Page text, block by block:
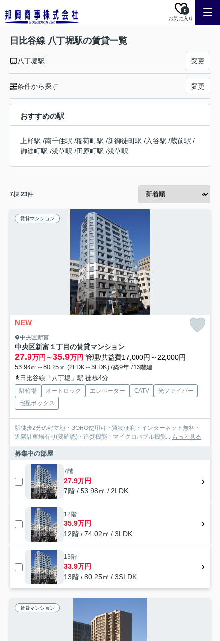
お気に入り
0
日比谷線 八丁堀駅の賃貸一覧
八丁堀駅 変更
条件から探す 変更
おすすめの駅
上野駅 /南千住駅 /稲荷町駅 /新御徒町駅 /入谷駅 /蔵前駅 /
御徒町駅 /浅草駅 /田原町駅 /浅草駅
7棟 23件
賃貸マンション
NEW
中央区新富
中央区新富１丁目の賃貸マンション
27.9万円～35.9万円 管理/共益費17,000円～22,000円
53.98㎡～80.25㎡ (2LDK～3LDK) /築9年 /13階建
日比谷線「八丁堀」駅 徒歩4分
駐輪場 オートロック エレベーター CATV
光ファイバー
宅配ボックス
駅徒歩2分の好立地・SOHO使用可・買物便利・インターネット無料・
近隣駐車場有り(要確認)・追焚機能・マイクロバブル機能... もっと見る
募集中の部屋
7階
27.9万円
7階 / 53.98㎡ / 2LDK
12階
35.9万円
12階 / 74.02㎡ / 3LDK
13階
33.9万円
13階 / 80.25㎡ / 3SLDK
賃貸マンション